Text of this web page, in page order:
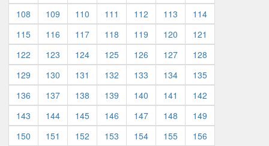
108
109 110 111 112 113
114
115
116 117 118 119 120
121
122
123 124 125 126 127
128
129
130 131 132 133 134
135
136
137 138 139 140 141
142
143
144 145 146 147 148
149
150
151 152 153 154 155
156